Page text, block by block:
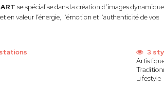
se spécialise dans la création d’images
valeur l’énergie, l’émotion et l’authenticité de vos
3
Lifestyle